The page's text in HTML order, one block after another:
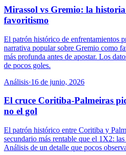
Mirassol vs Gremio: la historia
favoritismo
El patrón histórico de enfrentamientos
narrativa popular sobre Gremio como
más profunda antes de apostar. Los
de pocos goles.
Análisis·16 de junio, 2026
El cruce Coritiba-Palmeiras
no el gol
El patrón histórico entre Coritiba y
secundario más rentable que el 1X2:
Análisis de un detalle que pocos